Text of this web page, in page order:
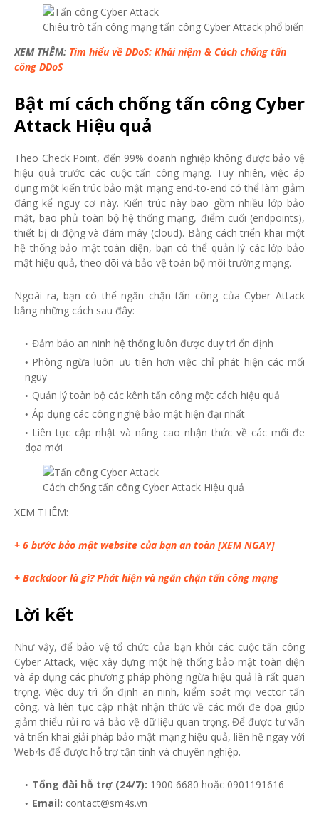
Chiêu trò tấn công mạng tấn công Cyber Attack phổ biến
XEM THÊM: Tìm hiểu về DDoS: Khái niệm & Cách chống tấn
công DDoS
Bật mí cách chống tấn công Cyber
Attack Hiệu quả
Theo Check Point, đến 99% doanh nghiệp không được bảo vệ
hiệu quả trước các cuộc tấn công mạng. Tuy nhiên, việc áp
dụng một kiến trúc bảo mật mạng end-to-end có thể làm giảm
đáng kể nguy cơ này. Kiến trúc này bao gồm nhiều lớp bảo
mật, bao phủ toàn bộ hệ thống mạng, điểm cuối (endpoints),
thiết bị di động và đám mây (cloud). Bằng cách triển khai một
hệ thống bảo mật toàn diện, bạn có thể quản lý các lớp bảo
mật hiệu quả, theo dõi và bảo vệ toàn bộ môi trường mạng.
Ngoài ra, bạn có thể ngăn chặn tấn công của Cyber Attack
bằng những cách sau đây:
Đảm bảo an ninh hệ thống luôn được duy trì ổn định
Phòng ngừa luôn ưu tiên hơn việc chỉ phát hiện các mối
nguy
Quản lý toàn bộ các kênh tấn công một cách hiệu quả
Áp dụng các công nghệ bảo mật hiện đại nhất
Liên tục cập nhật và nâng cao nhận thức về các mối đe
dọa mới
Cách chống tấn công Cyber Attack Hiệu quả
XEM THÊM:
+ 6 bước bảo mật website của bạn an toàn [XEM NGAY]
+ Backdoor là gì? Phát hiện và ngăn chặn tấn công mạng
Lời kết
Như vậy, để bảo vệ tổ chức của bạn khỏi các cuộc tấn công
Cyber Attack, việc xây dựng một hệ thống bảo mật toàn diện
và áp dụng các phương pháp phòng ngừa hiệu quả là rất quan
trọng. Việc duy trì ổn định an ninh, kiểm soát mọi vector tấn
công, và liên tục cập nhật nhận thức về các mối đe dọa giúp
giảm thiểu rủi ro và bảo vệ dữ liệu quan trọng. Để được tư vấn
và triển khai giải pháp bảo mật mạng hiệu quả, liên hệ ngay với
Web4s để được hỗ trợ tận tình và chuyên nghiệp.
Tổng đài hỗ trợ (24/7): 1900 6680 hoặc 0901191616
Email: contact@sm4s.vn